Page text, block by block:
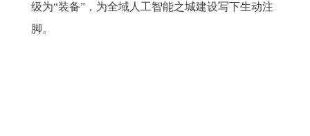
级为“装备”，为全域人工智能之城建设写下生动注
脚。